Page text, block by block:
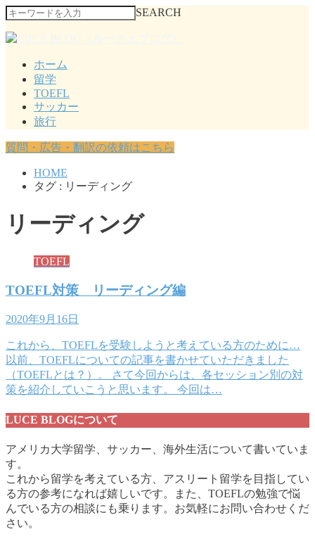
SEARCH
ホーム
留学
TOEFL
サッカー
旅行
質問・広告・翻訳の依頼はこちら
HOME
タグ : リーディング
リーディング
TOEFL
TOEFL対策 リーディング編
2020年9月16日
これから、TOEFLを受験しようと考えている方のために…
以前、TOEFLについての記事を書かせていただきました
（TOEFLとは？）。 さて今回からは、各セッション別の対
策を紹介していこうと思います。 今回は…
LUCE BLOGについて
アメリカ大学留学、サッカー、海外生活について書いていま
す。
これから留学を考えている方、アスリート留学を目指してい
る方の参考になれば嬉しいです。また、TOEFLの勉強で悩
んでいる方の相談にも乗ります。お気軽にお問い合わせくだ
さい。